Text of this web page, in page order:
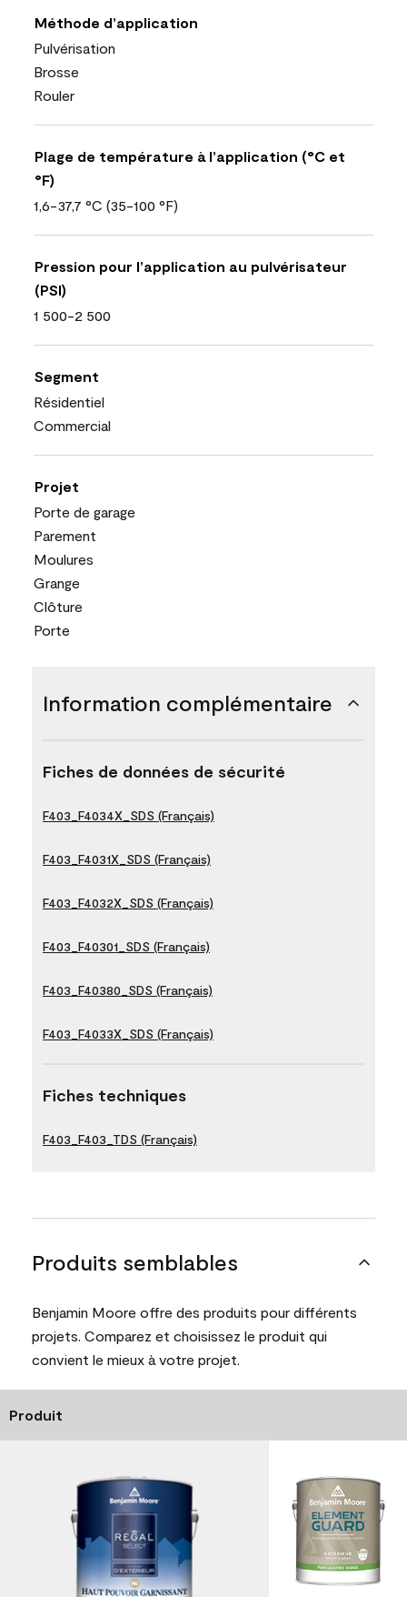
Méthode d’application
Pulvérisation
Brosse
Rouler
Plage de température à l’application (°C et
°F)
1,6-37,7 °C (35-100 °F)
Pression pour l’application au pulvérisateur
(PSI)
1 500-2 500
Segment
Résidentiel
Commercial
Projet
Porte de garage
Parement
Moulures
Grange
Clôture
Porte
Information complémentaire
Fiches de données de sécurité
F403_F4034X_SDS (Français)
F403_F4031X_SDS (Français)
F403_F4032X_SDS (Français)
F403_F40301_SDS (Français)
F403_F40380_SDS (Français)
F403_F4033X_SDS (Français)
Fiches techniques
F403_F403_TDS (Français)
Produits semblables
Benjamin Moore offre des produits pour différents
projets. Comparez et choisissez le produit qui
convient le mieux à votre projet.
Produit